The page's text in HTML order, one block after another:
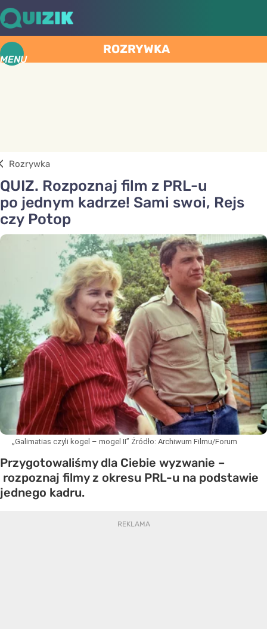
MENU
ROZRYWKA
Rozrywka
QUIZ. Rozpoznaj film z PRL-u
po jednym kadrze! Sami swoi, Rejs
czy Potop
„Galimatias czyli kogel – mogel II” Źródło: Archiwum Filmu/Forum
Przygotowaliśmy dla Ciebie wyzwanie –
rozpoznaj filmy z okresu PRL-u na podstawie
jednego kadru.